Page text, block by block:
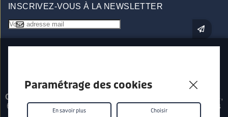
INSCRIVEZ-VOUS À LA NEWSLETTER
Origin96 - Prises d'escalade
557 Impasse Les Saillants,
69380 Chessy Les Mines - © 2026 - Tous droits réservés
Paramétrage des cookies
En savoir plus Choisir